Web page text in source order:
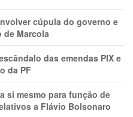
cúpula do governo e
de Marcola
das emendas PIX e
da PF
si mesmo para função de
a Flávio Bolsonaro